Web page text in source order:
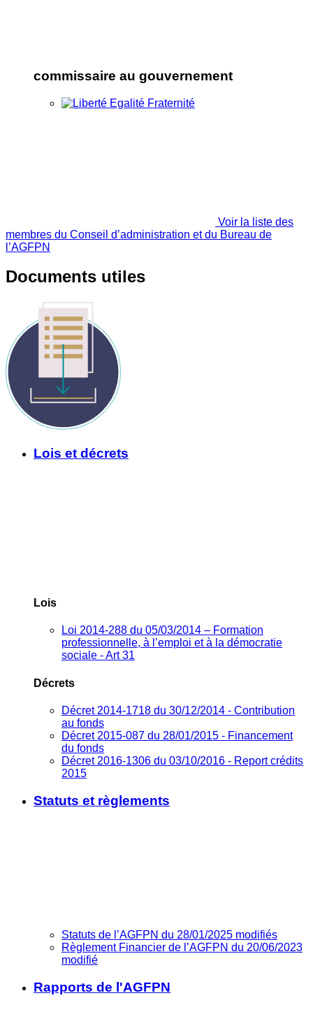
commissaire au gouvernement
Voir la liste des
membres du Conseil d’administration et du Bureau de
l’AGFPN
Documents utiles
Lois et décrets
Lois
Loi 2014-288 du 05/03/2014 – Formation
professionnelle, à l’emploi et à la démocratie
sociale - Art 31
Décrets
Décret 2014-1718 du 30/12/2014 - Contribution
au fonds
Décret 2015-087 du 28/01/2015 - Financement
du fonds
Décret 2016-1306 du 03/10/2016 - Report crédits
2015
Statuts et règlements
Statuts de l’AGFPN du 28/01/2025 modifiés
Règlement Financier de l’AGFPN du 20/06/2023
modifié
Rapports de l'AGFPN